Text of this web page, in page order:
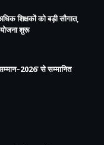
शिक्षकों को बड़ी सौगात,
शुरू
से सम्मानित